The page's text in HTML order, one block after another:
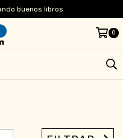
buenos libros
0